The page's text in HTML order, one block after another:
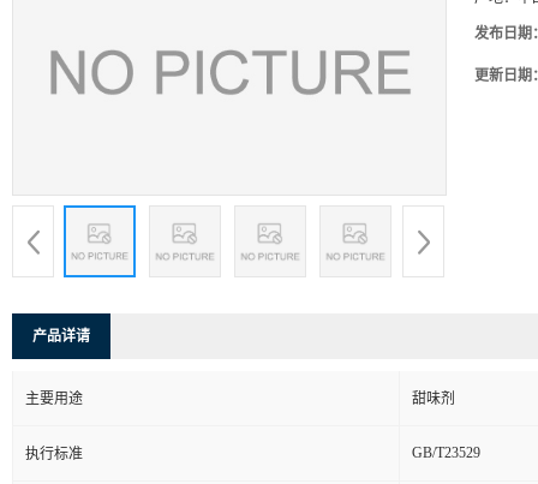
发布日期
更新日期
产品详请
主要用途 甜味剂
执行标准 GB/T23529